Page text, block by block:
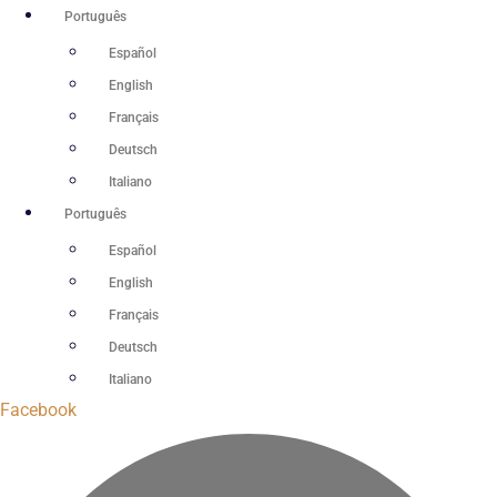
conteúdo
Português
Español
English
Français
Deutsch
Italiano
Português
Español
English
Français
Deutsch
Italiano
Facebook